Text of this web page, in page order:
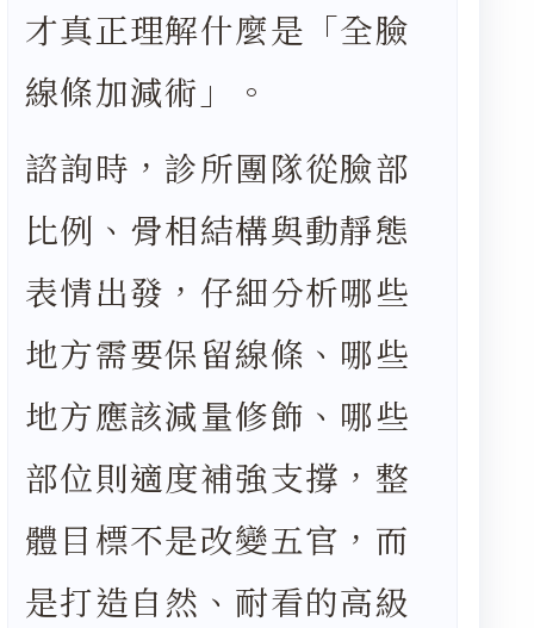
才真正理解什麼是「全臉
線條加減術」。
諮詢時，診所團隊從臉部
比例、骨相結構與動靜態
表情出發，仔細分析哪些
地方需要保留線條、哪些
地方應該減量修飾、哪些
部位則適度補強支撐，整
體目標不是改變五官，而
是打造自然、耐看的高級